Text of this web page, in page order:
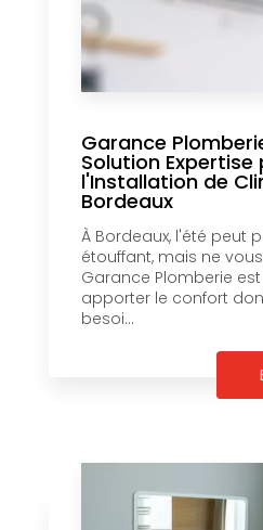
Garance
Solution Expertise
l'Installation de
Bordeaux
À Bordeaux, l'été peut
étouffant, mais ne
Garance Plomberie
apporter le confort
besoi...